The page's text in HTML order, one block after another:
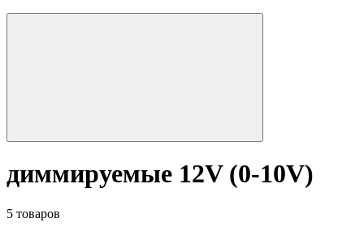
диммируемые 12V (0-10V)
5 товаров